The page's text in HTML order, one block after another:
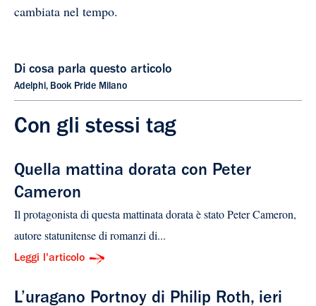
cambiata nel tempo.
Di cosa parla questo articolo
Adelphi, Book Pride Milano
Con gli stessi tag
Quella mattina dorata con Peter
Cameron
Il protagonista di questa mattinata dorata è stato Peter Cameron,
autore statunitense di romanzi di...
Leggi l'articolo
L’uragano Portnoy di Philip Roth, ieri